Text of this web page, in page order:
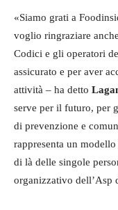
«Siamo grati a
voglio ringraziare
Codici e gli operatori
assicurato e per aver
attività – ha detto
serve per il futuro, per
di prevenzione e
rappresenta un
di là delle singole
organizzativo dell’Asp